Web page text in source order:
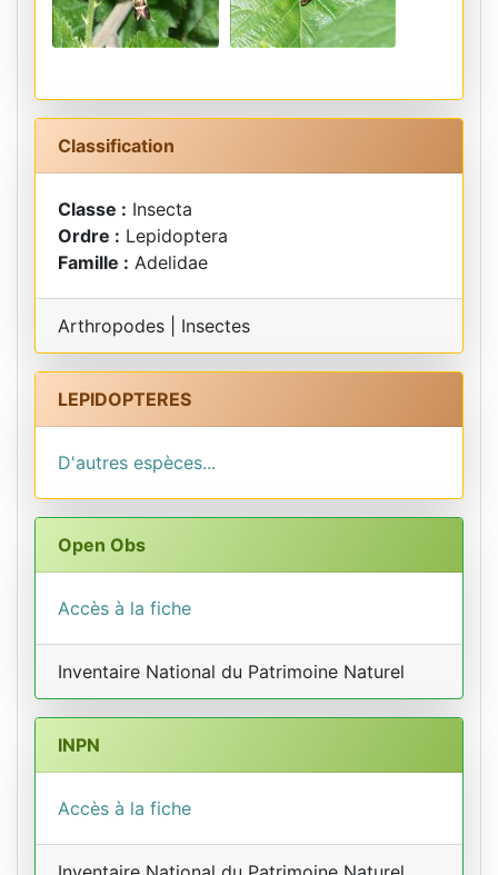
Classification
Classe : Insecta
Ordre : Lepidoptera
Famille : Adelidae
Arthropodes | Insectes
LEPIDOPTERES
D'autres espèces...
Open Obs
Accès à la fiche
Inventaire National du Patrimoine Naturel
INPN
Accès à la fiche